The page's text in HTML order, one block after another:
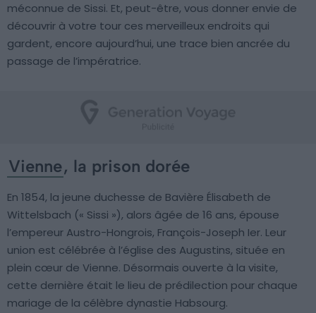
méconnue de Sissi. Et, peut-être, vous donner envie de
découvrir à votre tour ces merveilleux endroits qui
gardent, encore aujourd’hui, une trace bien ancrée du
passage de l’impératrice.
Vienne, la prison dorée
En 1854, la jeune duchesse de Bavière Élisabeth de
Wittelsbach (« Sissi »), alors âgée de 16 ans, épouse
l’empereur Austro-Hongrois, François-Joseph Ier. Leur
union est célébrée à l’église des Augustins, située en
plein cœur de Vienne. Désormais ouverte à la visite,
cette dernière était le lieu de prédilection pour chaque
mariage de la célèbre dynastie Habsourg.